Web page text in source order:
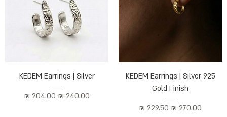
KEDEM Earrings | Silver 925
Gold Finish
מחיר רגיל מחיר מבצע
KEDEM Earrings | Silver
מחיר רגיל
מחיר מבצע